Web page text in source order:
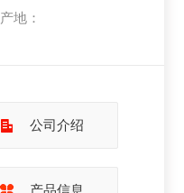
产地：
公司介绍
产品信息